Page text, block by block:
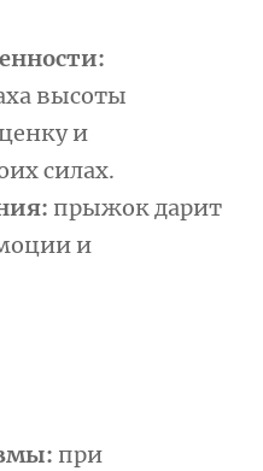
высоты
и
силах.
прыжок дарит
и
при